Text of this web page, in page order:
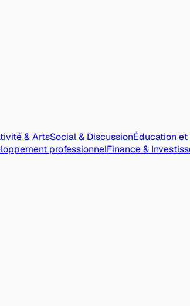
& ArtsSocial & DiscussionÉducation
professionnelFinance &